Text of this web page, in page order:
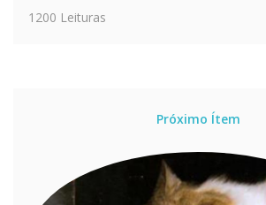
1200 Leituras
Próximo Ítem